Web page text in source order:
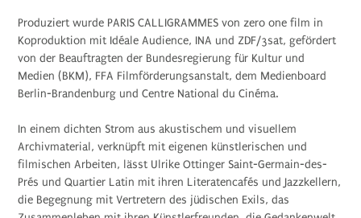
Produziert wurde PARIS CALLIGRAMMES von zero one film in
Koproduktion mit Idéale Audience, INA und ZDF/3sat, gefördert
von der Beauftragten der Bundesregierung für Kultur und
Medien (BKM), FFA Filmförderungsanstalt, dem Medienboard
Berlin-Brandenburg und Centre National du Cinéma.
In einem dichten Strom aus akustischem und visuellem
Archivmaterial, verknüpft mit eigenen künstlerischen und
filmischen Arbeiten, lässt Ulrike Ottinger Saint-Germain-des-
Prés und Quartier Latin mit ihren Literatencafés und Jazzkellern,
die Begegnung mit Vertretern des jüdischen Exils, das